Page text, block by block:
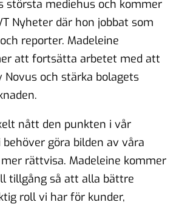
största mediehus och kommer
Nyheter där hon jobbat som
reporter. Madeleine
att fortsätta arbetet med att
Novus och stärka bolagets
nått den punkten i vår
göra bilden av våra
rättvisa. Madeleine kommer
tillgång så att alla bättre
roll vi har för kunder,